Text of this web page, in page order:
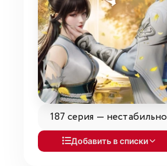
187 серия — нестабильно
Добавить в списки